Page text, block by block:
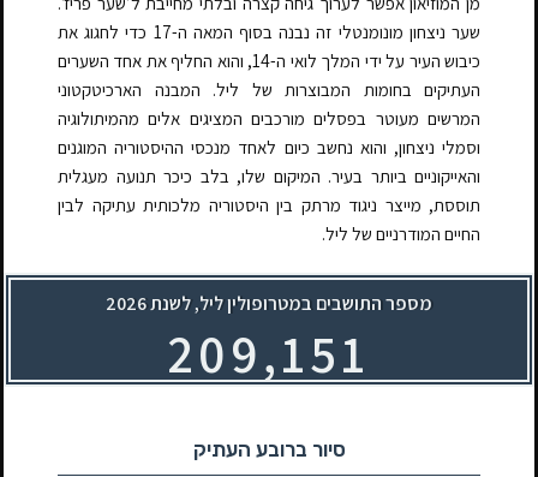
שער ניצחון מונומנטלי זה נבנה בסוף המאה ה-17 כדי לחגוג את
כיבוש העיר על ידי המלך לואי ה-14, והוא החליף את אחד השערים
העתיקים בחומות המבוצרות של ליל. המבנה הארכיטקטוני
המרשים מעוטר בפסלים מורכבים המציגים אלים מהמיתולוגיה
וסמלי ניצחון, והוא נחשב כיום לאחד מנכסי ההיסטוריה המוגנים
והאייקוניים ביותר בעיר. המיקום שלו, בלב כיכר תנועה מעגלית
תוססת, מייצר ניגוד מרתק בין היסטוריה מלכותית עתיקה לבין
החיים המודרניים של ליל.
מספר התושבים במטרופולין ליל, לשנת 2026
318,441
סיור ברובע העתיק